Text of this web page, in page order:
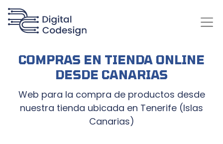
COMPRAS EN TIENDA ONLINE
DESDE CANARIAS
Web para la compra de productos desde
nuestra tienda ubicada en Tenerife (Islas
Canarias)